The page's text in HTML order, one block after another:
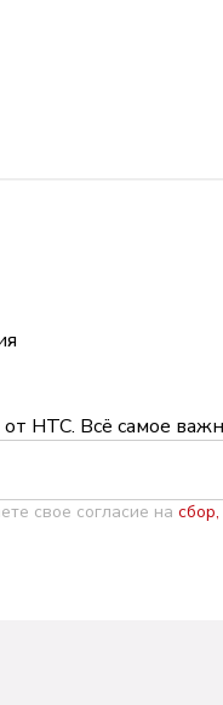
НТС. Всё самое
свое согласие на